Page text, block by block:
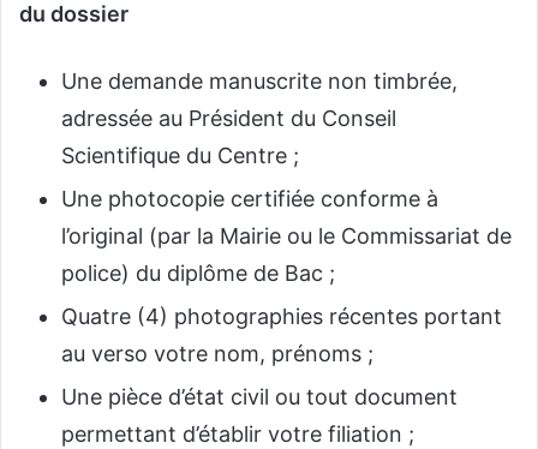
du dossier
Une demande manuscrite non timbrée,
adressée au Président du Conseil
Scientifique du Centre ;
Une photocopie certifiée conforme à
l’original (par la Mairie ou le Commissariat de
police) du diplôme de Bac ;
Quatre (4) photographies récentes portant
au verso votre nom, prénoms ;
Une pièce d’état civil ou tout document
permettant d’établir votre filiation ;